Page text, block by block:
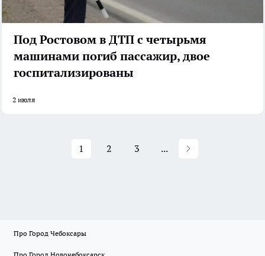
Под Ростовом в ДТП с четырьмя
машинами погиб пассажир, двое
госпитализированы
2 июля
1 2 3 ...
Про Город Чебоксары